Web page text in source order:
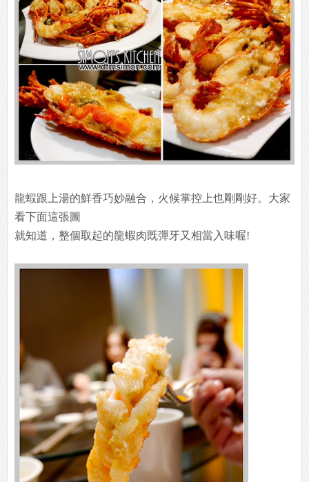
龍蝦跟上湯的鮮香巧妙融合，火候掌控上也剛剛好。大家
看下面這張圖
就知道，整個取起的龍蝦肉既彈牙又相當入味喔!